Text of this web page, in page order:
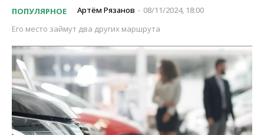
ПОПУЛЯРНОЕ Артём Рязанов - 08/11/2024, 18:00
Его место займут два других маршрута